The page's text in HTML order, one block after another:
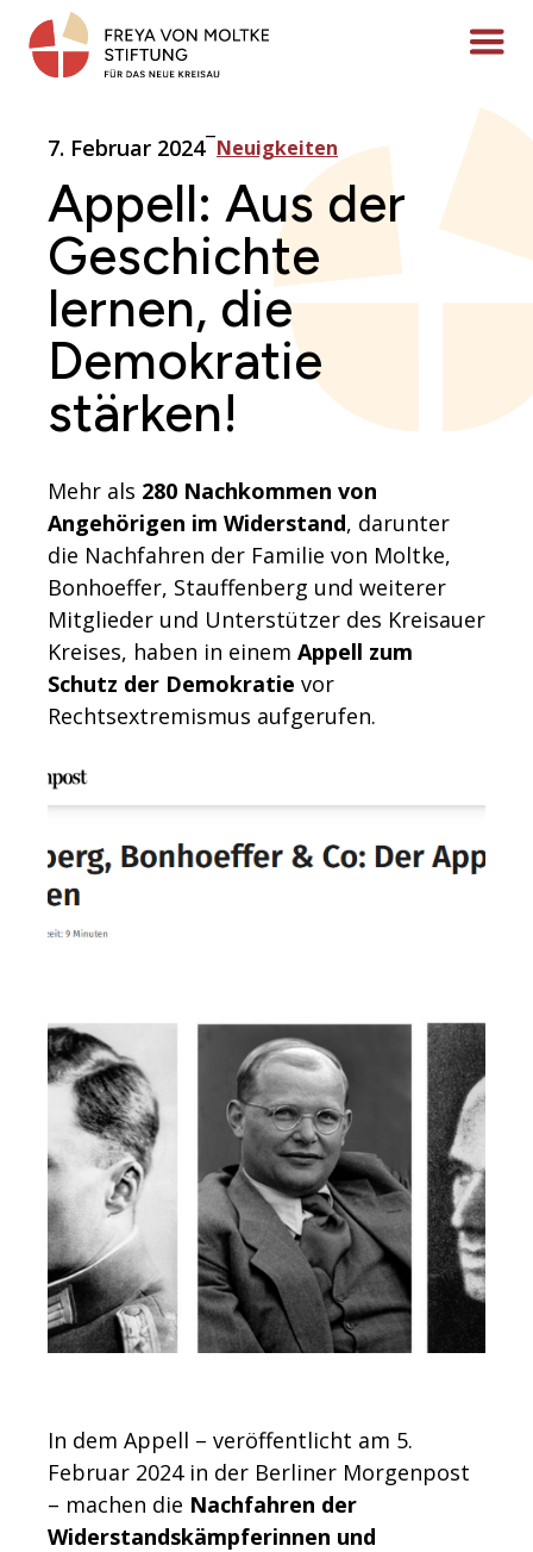
Inhalt
springen
Menü
7. Februar 2024–Neuigkeiten
Appell: Aus der
Geschichte
lernen, die
Demokratie
stärken!
Mehr als 280 Nachkommen von
Angehörigen im Widerstand, darunter
die Nachfahren der Familie von Moltke,
Bonhoeffer, Stauffenberg und weiterer
Mitglieder und Unterstützer des Kreisauer
Kreises, haben in einem Appell zum
Schutz der Demokratie vor
Rechtsextremismus aufgerufen.
In dem Appell – veröffentlicht am 5.
Februar 2024 in der Berliner Morgenpost
– machen die Nachfahren der
Widerstandskämpferinnen und